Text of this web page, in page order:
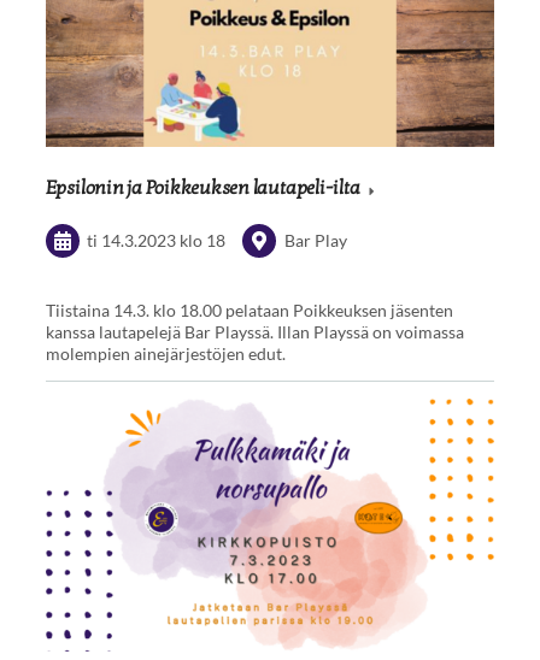
Epsilonin ja Poikkeuksen lautapeli-ilta
ti 14.3.2023 klo 18 Bar Play
Tiistaina 14.3. klo 18.00 pelataan Poikkeuksen jäsenten
kanssa lautapelejä Bar Playssä. Illan Playssä on voimassa
molempien ainejärjestöjen edut.